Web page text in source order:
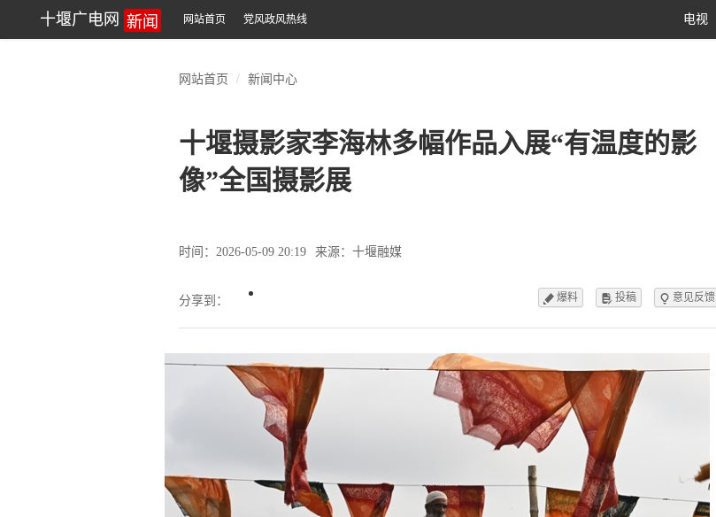
十堰广电网 新闻 网站首页 党风政风热线 电视
网站首页 新闻中心
十堰摄影家李海林多幅作品入展“有温度的影
像”全国摄影展
时间：2026-05-09 20:19 来源：十堰融媒
分享到： 爆料  投稿  意见反馈